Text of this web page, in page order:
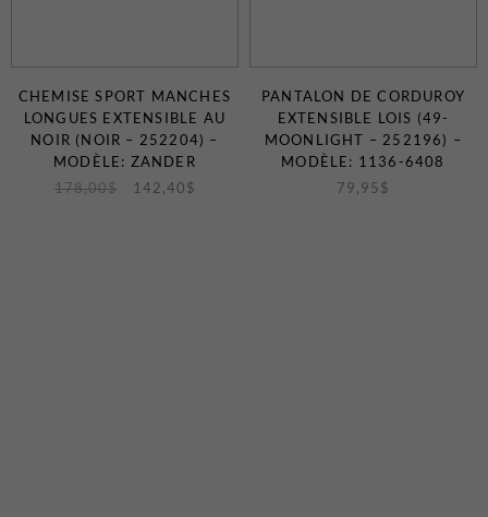
CHEMISE SPORT MANCHES
LONGUES EXTENSIBLE AU
NOIR (NOIR – 252204) –
MODÈLE: ZANDER
178,00$ 142,40 $
PANTALON DE CORDUROY
EXTENSIBLE LOIS (49-
MOONLIGHT – 252196) –
MODÈLE: 1136-6408
79,95 $